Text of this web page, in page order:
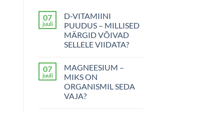
07
juuli
D-VITAMIINI
PUUDUS – MILLISED
MÄRGID VÕIVAD
SELLELE VIIDATA?
PUUDUS
–
MILLISED
MÄRGID
VÕIVAD
SELLELE
ei
ole
07
juuli
MAGNEESIUM –
MIKS ON
ORGANISMIL SEDA
VAJA?